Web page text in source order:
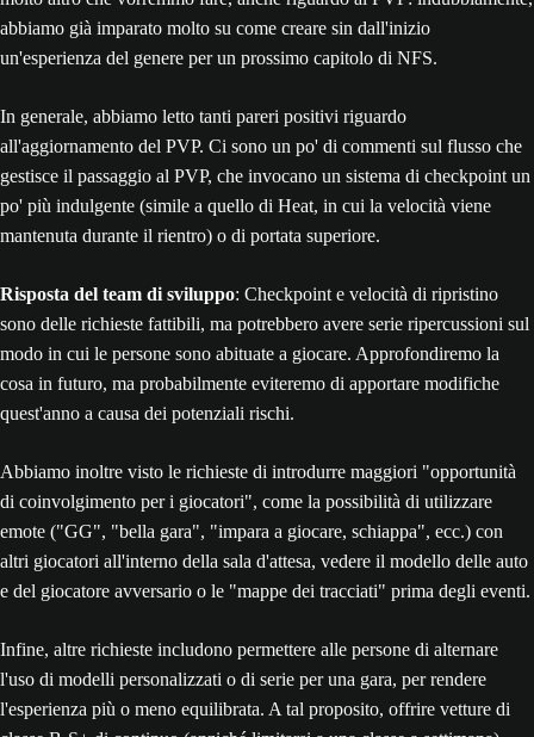
abbiamo già imparato molto su come creare sin dall'inizio
un'esperienza del genere per un prossimo capitolo di NFS.
In generale, abbiamo letto tanti pareri positivi riguardo
all'aggiornamento del PVP. Ci sono un po' di commenti sul flusso che
gestisce il passaggio al PVP, che invocano un sistema di checkpoint un
po' più indulgente (simile a quello di Heat, in cui la velocità viene
mantenuta durante il rientro) o di portata superiore.
Risposta del team di sviluppo: Checkpoint e velocità di ripristino
sono delle richieste fattibili, ma potrebbero avere serie ripercussioni sul
modo in cui le persone sono abituate a giocare. Approfondiremo la
cosa in futuro, ma probabilmente eviteremo di apportare modifiche
quest'anno a causa dei potenziali rischi.
Abbiamo inoltre visto le richieste di introdurre maggiori "opportunità
di coinvolgimento per i giocatori", come la possibilità di utilizzare
emote ("GG", "bella gara", "impara a giocare, schiappa", ecc.) con
altri giocatori all'interno della sala d'attesa, vedere il modello delle auto
e del giocatore avversario o le "mappe dei tracciati" prima degli eventi.
Infine, altre richieste includono permettere alle persone di alternare
l'uso di modelli personalizzati o di serie per una gara, per rendere
l'esperienza più o meno equilibrata. A tal proposito, offrire vetture di